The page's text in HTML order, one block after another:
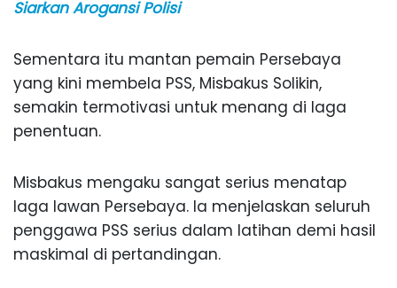
Siarkan Arogansi Polisi
Sementara itu mantan pemain Persebaya
yang kini membela PSS, Misbakus Solikin,
semakin termotivasi untuk menang di laga
penentuan.
Misbakus mengaku sangat serius menatap
laga lawan Persebaya. Ia menjelaskan seluruh
penggawa PSS serius dalam latihan demi hasil
maskimal di pertandingan.